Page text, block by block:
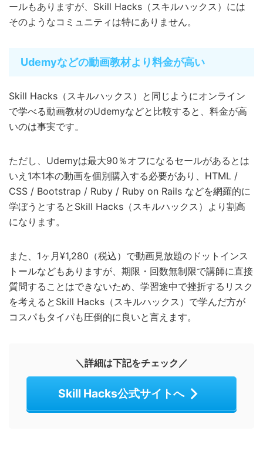
ールもありますが、Skill Hacks（スキルハックス）には
そのようなコミュニティは特にありません。
Udemyなどの動画教材より料金が高い
Skill Hacks（スキルハックス）と同じようにオンライン
で学べる動画教材のUdemyなどと比較すると、料金が高
いのは事実です。
ただし、Udemyは最大90％オフになるセールがあるとは
いえ1本1本の動画を個別購入する必要があり、HTML /
CSS / Bootstrap / Ruby / Ruby on Rails などを網羅的に
学ぼうとするとSkill Hacks（スキルハックス）より割高
になります。
また、1ヶ月¥1,280（税込）で動画見放題のドットインス
トールなどもありますが、期限・回数無制限で講師に直接
質問することはできないため、学習途中で挫折するリスク
を考えるとSkill Hacks（スキルハックス）で学んだ方が
コスパもタイパも圧倒的に良いと言えます。
＼詳細は下記をチェック／
Skill Hacks公式サイトへ